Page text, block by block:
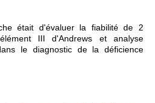
était d'évaluer la fiabilité de 2
III d'Andrews et analyse
le diagnostic de la déficience